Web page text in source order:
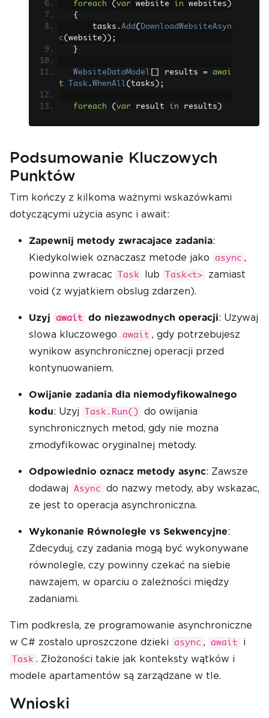
foreach ( var website in websites )
{
       tasks
. Add ( DownloadWebsiteAsyn
c( website ));
}
WebsiteDataModel results =
awai
t
Task . WhenAll( tasks );
foreach ( var result in results )
Podsumowanie Kluczowych
Punktów
Tim kończy z kilkoma ważnymi wskazówkami
dotyczącymi użycia async i await:
Zapewnij metody zwracajace zadania:
Kiedykolwiek oznaczasz metode jako
async ,
powinna zwracac Task lub Task<t>
zamiast
void (z wyjatkiem obslug zdarzen).
Uzyj await do niezawodnych operacji: Uzywaj
slowa kluczowego
await , gdy potrzebujesz
wynikow asynchronicznej operacji przed
kontynuowaniem.
Owijanie zadania dla niemodyfikowalnego
kodu: Uzyj Task.Run()
do owijania
synchronicznych metod, gdy nie mozna
zmodyfikowac oryginalnej metody.
Odpowiednio oznacz metody async: Zawsze
dodawaj
Async
do nazwy metody, aby wskazac,
ze jest to operacja asynchroniczna.
Wykonanie Równoległe vs Sekwencyjne:
Zdecyduj, czy zadania mogą być wykonywane
równolegle, czy powinny czekać na siebie
nawzajem, w oparciu o zależności między
zadaniami.
Tim podkresla, ze programowanie asynchroniczne
w C# zostalo uproszczone dzieki
async , await i
Task . Złożoności takie jak konteksty wątków i
modele apartamentów są zarządzane w tle.
Wnioski